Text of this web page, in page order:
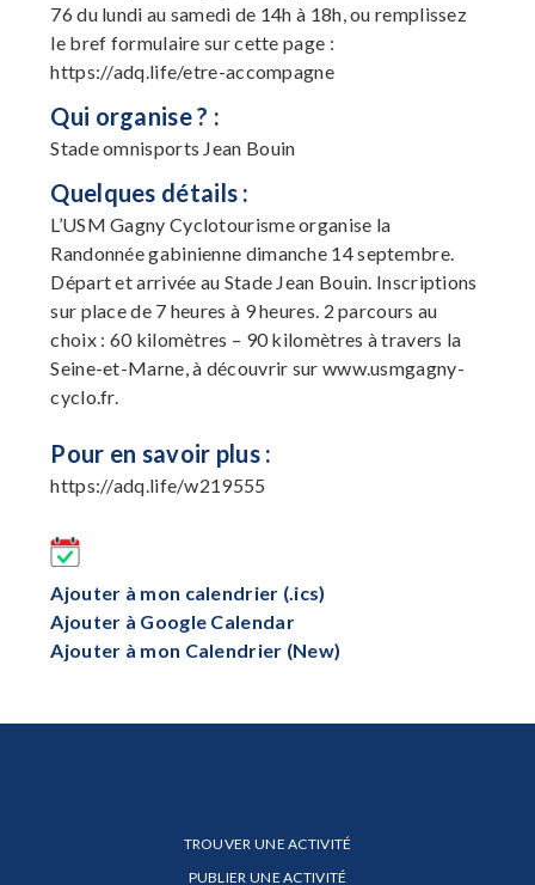
76 du lundi au samedi de 14h à 18h, ou remplissez
le bref formulaire sur cette page :
https://adq.life/etre-accompagne
Qui organise ? :
Stade omnisports Jean Bouin
Quelques détails :
L’USM Gagny Cyclotourisme organise la
Randonnée gabinienne dimanche 14 septembre.
Départ et arrivée au Stade Jean Bouin. Inscriptions
sur place de 7 heures à 9 heures. 2 parcours au
choix : 60 kilomètres – 90 kilomètres à travers la
Seine-et-Marne, à découvrir sur www.usmgagny-
cyclo.fr.
Pour en savoir plus :
https://adq.life/w219555
Ajouter à mon calendrier (.ics)
Ajouter à Google Calendar
Ajouter à mon Calendrier (New)
TROUVER UNE ACTIVITÉ
PUBLIER UNE ACTIVITÉ